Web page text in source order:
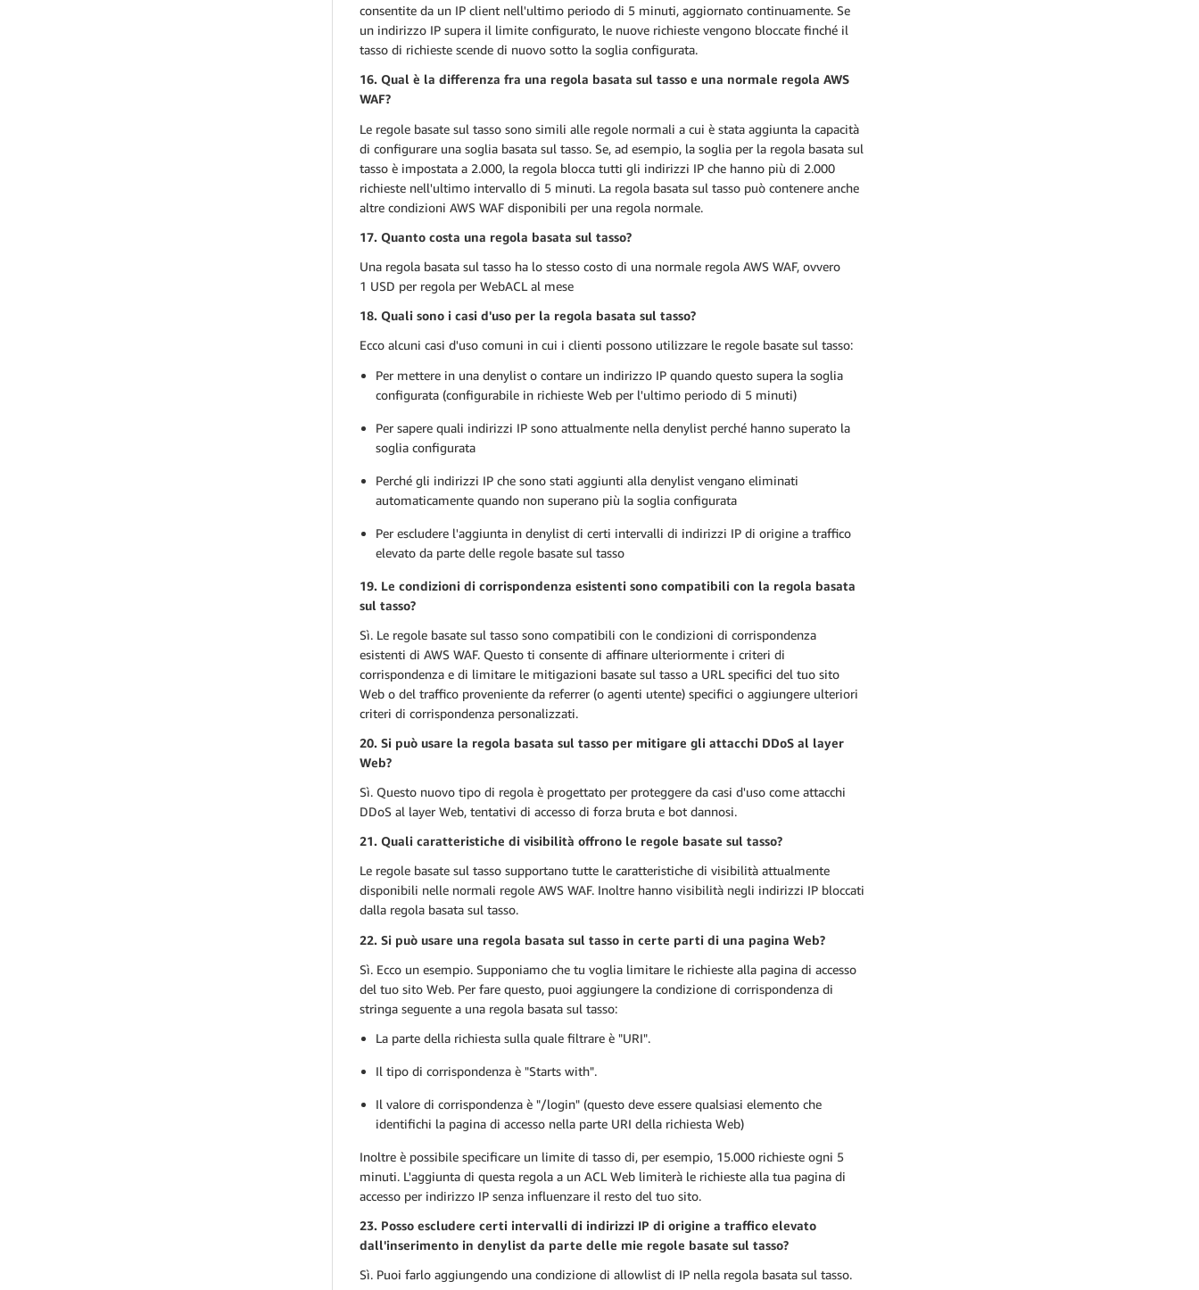
consentite da un IP client nell'ultimo periodo di 5 minuti, aggiornato continuamente. Se
un indirizzo IP supera il limite configurato, le nuove richieste vengono bloccate finché il
tasso di richieste scende di nuovo sotto la soglia configurata.
16. Qual è la differenza fra una regola basata sul tasso e una normale regola AWS
WAF?
Le regole basate sul tasso sono simili alle regole normali a cui è stata aggiunta la capacità
di configurare una soglia basata sul tasso. Se, ad esempio, la soglia per la regola basata sul
tasso è impostata a 2.000, la regola blocca tutti gli indirizzi IP che hanno più di 2.000
richieste nell'ultimo intervallo di 5 minuti. La regola basata sul tasso può contenere anche
altre condizioni AWS WAF disponibili per una regola normale.
17. Quanto costa una regola basata sul tasso?
Una regola basata sul tasso ha lo stesso costo di una normale regola AWS WAF, ovvero
1 USD per regola per WebACL al mese
18. Quali sono i casi d'uso per la regola basata sul tasso?
Ecco alcuni casi d'uso comuni in cui i clienti possono utilizzare le regole basate sul tasso:
Per mettere in una denylist o contare un indirizzo IP quando questo supera la soglia
configurata (configurabile in richieste Web per l'ultimo periodo di 5 minuti)
Per sapere quali indirizzi IP sono attualmente nella denylist perché hanno superato la
soglia configurata
Perché gli indirizzi IP che sono stati aggiunti alla denylist vengano eliminati
automaticamente quando non superano più la soglia configurata
Per escludere l'aggiunta in denylist di certi intervalli di indirizzi IP di origine a traffico
elevato da parte delle regole basate sul tasso
19. Le condizioni di corrispondenza esistenti sono compatibili con la regola basata
sul tasso?
Sì. Le regole basate sul tasso sono compatibili con le condizioni di corrispondenza
esistenti di AWS WAF. Questo ti consente di affinare ulteriormente i criteri di
corrispondenza e di limitare le mitigazioni basate sul tasso a URL specifici del tuo sito
Web o del traffico proveniente da referrer (o agenti utente) specifici o aggiungere ulteriori
criteri di corrispondenza personalizzati.
20. Si può usare la regola basata sul tasso per mitigare gli attacchi DDoS al layer
Web?
Sì. Questo nuovo tipo di regola è progettato per proteggere da casi d'uso come attacchi
DDoS al layer Web, tentativi di accesso di forza bruta e bot dannosi.
21. Quali caratteristiche di visibilità offrono le regole basate sul tasso?
Le regole basate sul tasso supportano tutte le caratteristiche di visibilità attualmente
disponibili nelle normali regole AWS WAF. Inoltre hanno visibilità negli indirizzi IP bloccati
dalla regola basata sul tasso.
22. Si può usare una regola basata sul tasso in certe parti di una pagina Web?
Sì. Ecco un esempio. Supponiamo che tu voglia limitare le richieste alla pagina di accesso
del tuo sito Web. Per fare questo, puoi aggiungere la condizione di corrispondenza di
stringa seguente a una regola basata sul tasso:
La parte della richiesta sulla quale filtrare è "URI".
Il tipo di corrispondenza è "Starts with".
Il valore di corrispondenza è "/login" (questo deve essere qualsiasi elemento che
identifichi la pagina di accesso nella parte URI della richiesta Web)
Inoltre è possibile specificare un limite di tasso di, per esempio, 15.000 richieste ogni 5
minuti. L'aggiunta di questa regola a un ACL Web limiterà le richieste alla tua pagina di
accesso per indirizzo IP senza influenzare il resto del tuo sito.
23. Posso escludere certi intervalli di indirizzi IP di origine a traffico elevato
dall'inserimento in denylist da parte delle mie regole basate sul tasso?
Sì. Puoi farlo aggiungendo una condizione di allowlist di IP nella regola basata sul tasso.